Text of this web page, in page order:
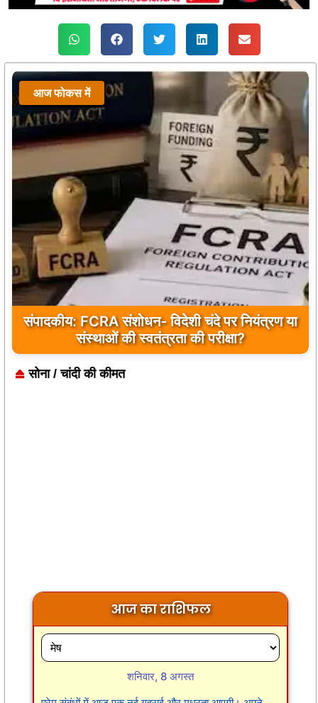
आज फोकस में
संपादकीय: FCRA संशोधन- विदेशी चंदे पर नियंत्रण या
संस्थाओं की स्वतंत्रता की परीक्षा?
सोना / चांदी की कीमत
आज का राशिफल
शनिवार, 8 अगस्त